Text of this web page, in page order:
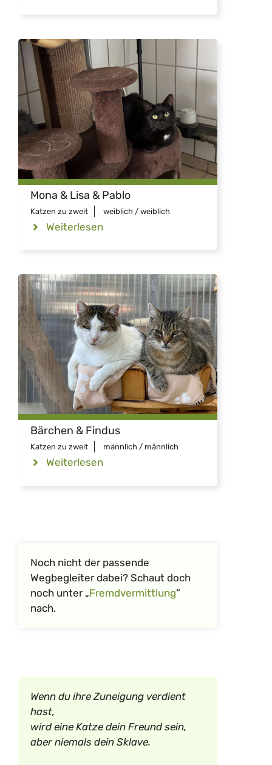
Mona & Lisa & Pablo
Katzen zu zweit weiblich / weiblich
Weiterlesen
Bärchen & Findus
Katzen zu zweit männlich / männlich
Weiterlesen
Noch nicht der passende
Wegbegleiter dabei? Schaut doch
noch unter „Fremdvermittlung“
nach.
Wenn du ihre Zuneigung verdient
hast,
wird eine Katze dein Freund sein,
aber niemals dein Sklave.